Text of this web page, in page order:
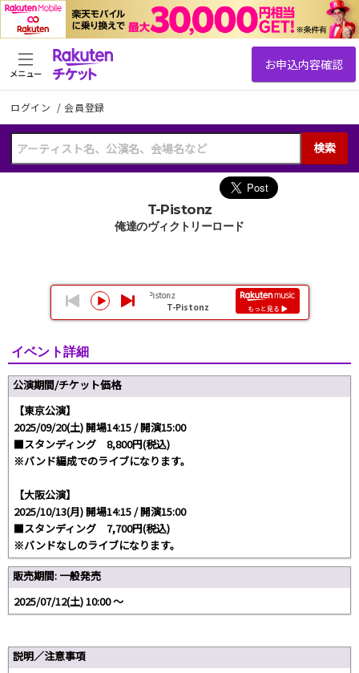
ログイン /会員登録
検索
メニュー
T-Pistonz
俺達のヴィクトリーロード
イベント詳細
公演期間/チケット価格
【東京公演】
2025/09/20(土) 開場14:15 / 開演15:00
■スタンディング 8,800円(税込)
※バンド編成でのライブになります。
【大阪公演】
2025/10/13(月) 開場14:15 / 開演15:00
■スタンディング 7,700円(税込)
※バンドなしのライブになります。
販売期間: 一般発売
2025/07/12(土) 10:00 〜
説明／注意事項